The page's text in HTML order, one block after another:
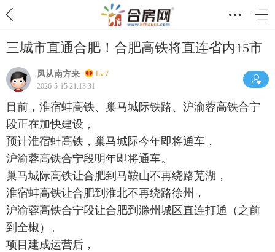
三城市直通合肥！合肥高铁将直连省内15市
风从南方来
Lv.7
2026-5-15 21:13:31
目前，淮宿蚌高铁、巢马城际铁路、沪渝蓉高铁合宁
段正在加快建设，
预计淮宿蚌高铁，巢马城际今年即将通车，
沪渝蓉高铁合宁段明年即将通车。‌‌
巢马城际高铁让合肥到马鞍山不再绕路芜湖，
淮宿蚌高铁让合肥到淮北不再绕路徐州，
沪渝蓉高铁合宁段让合肥到滁州城区直连打通（之前
到全椒）。
项目建成运营后，